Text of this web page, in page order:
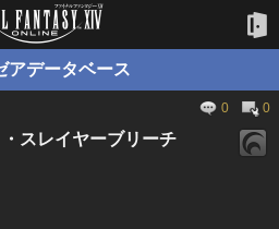
アデータベース
0 0
スレイヤーブリーチ